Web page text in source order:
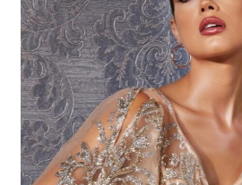
OTROS
ACCESORIOS